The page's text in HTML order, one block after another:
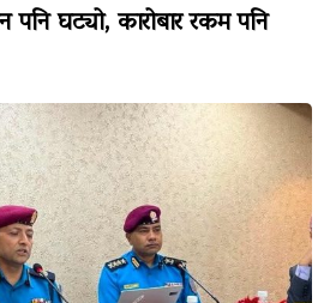
पनि घट्यो, कारोबार रकम पनि